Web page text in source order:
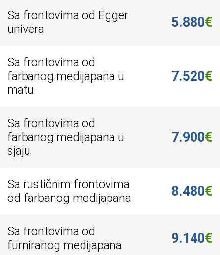
Sa frontovima od Egger
univera
5.880€
Sa frontovima od
farbanog medijapana u
matu
7.520€
Sa frontovima od
farbanog medijapana u
sjaju
7.900€
Sa rustičnim frontovima
od farbanog medijapana
8.480€
Sa frontovima od
furniranog medijapana
9.140€